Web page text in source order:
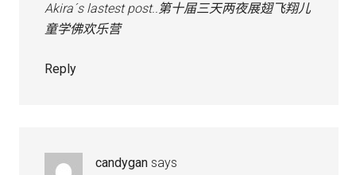
Akira´s lastest post..第十届三天两夜展翅飞翔儿
童学佛欢乐营
Reply
candygan says